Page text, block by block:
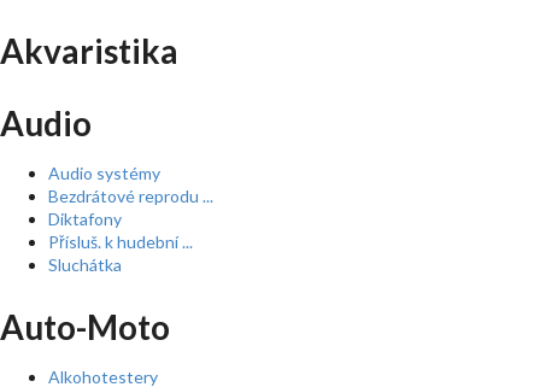
Akvaristika
Audio
Audio systémy
Bezdrátové reprodu ...
Diktafony
Přísluš. k hudební ...
Sluchátka
Auto-Moto
Alkohotestery